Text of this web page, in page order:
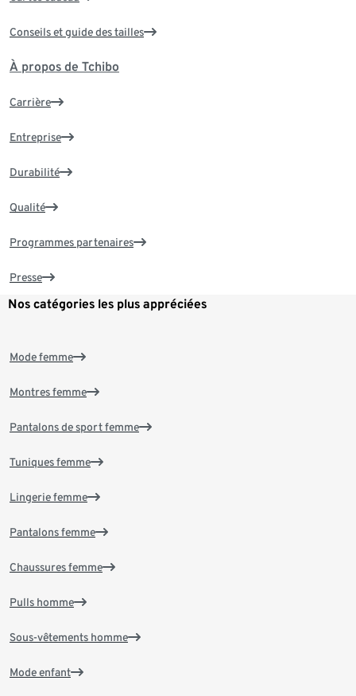
Conseils et guide des tailles
À propos de Tchibo
Carrière
Entreprise
Durabilité
Qualité
Programmes partenaires
Presse
Nos catégories les plus appréciées
Mode femme
Montres femme
Pantalons de sport femme
Tuniques femme
Lingerie femme
Pantalons femme
Chaussures femme
Pulls homme
Sous-vêtements homme
Mode enfant